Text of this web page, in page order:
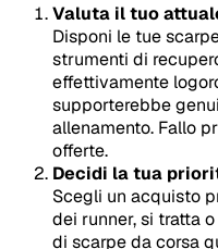
Valuta il tuo
Disponi le tue
strumenti di
effettivamente
supporterebbe
allenamento. Fallo
offerte.
Decidi la tua
Scegli un acquisto
dei runner, si tratta
di scarpe da corsa